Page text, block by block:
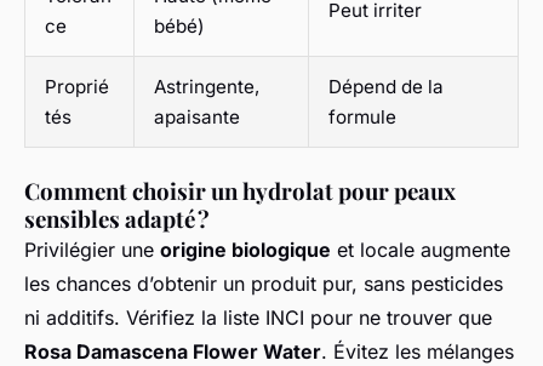
ce
bébé)
Peut irriter
Proprié
tés
Astringente,
apaisante
Dépend de la
formule
Comment choisir un hydrolat pour peaux
sensibles adapté ?
Privilégier une origine biologique et locale augmente
les chances d’obtenir un produit pur, sans pesticides
ni additifs. Vérifiez la liste INCI pour ne trouver que
Rosa Damascena Flower Water. Évitez les mélanges